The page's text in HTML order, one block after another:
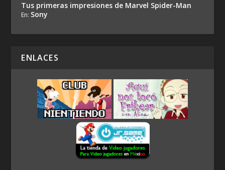
Tus primeras impresiones de Marvel Spider-Man
En: Sony
ENLACES